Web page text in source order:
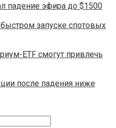
падение эфира до $1500
запуске спотовых
ETF смогут привлечь
после падения ниже